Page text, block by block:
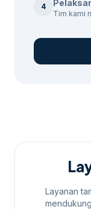
4
Tim kami
Layanan